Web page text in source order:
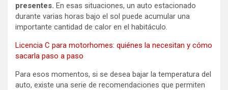
presentes. En esas situaciones, un auto estacionado
durante varias horas bajo el sol puede acumular una
importante cantidad de calor en el habitáculo.
Licencia C para motorhomes: quiénes la necesitan y cómo
sacarla paso a paso
Para esos momentos, si se desea bajar la temperatura del
auto, existe una serie de recomendaciones que permiten